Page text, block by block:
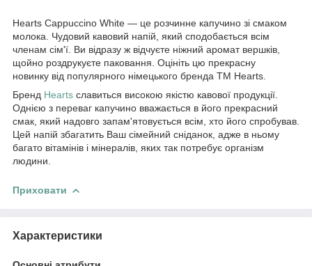
Hearts Cappuccino White — це розчинне капучино зі смаком
молока. Чудовий кавовий напій, який сподобається всім
членам сім'ї. Ви відразу ж відчуєте ніжний аромат вершків,
щойно роздрукуєте паковання. Оцініть цю прекрасну
новинку від популярного німецького бренда ТМ Hearts.
Бренд Hearts славиться високою якістю кавової продукції.
Однією з переваг капучино вважається в його прекрасний
смак, який надовго запам'ятовується всім, хто його спробував.
Цей напій збагатить Ваш сімейний сніданок, адже в ньому
багато вітамінів і мінералів, яких так потребує організм
людини.
Приховати
Характеристики